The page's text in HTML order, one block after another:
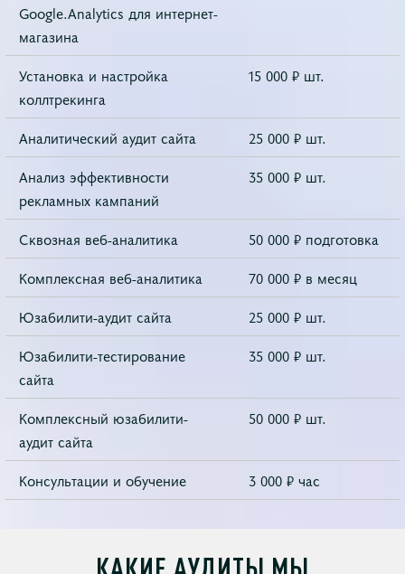
Google.Analytics для интернет-
магазина
Установка и настройка
коллтрекинга
15 000 ₽ шт.
Аналитический аудит сайта
25 000 ₽ шт.
Анализ эффективности
рекламных кампаний
35 000 ₽ шт.
Сквозная веб-аналитика
50 000 ₽ подготовка
Комплексная веб-аналитика
70 000 ₽ в месяц
Юзабилити-аудит сайта
25 000 ₽ шт.
Юзабилити-тестирование
сайта
35 000 ₽ шт.
Комплексный юзабилити-
аудит сайта
50 000 ₽ шт.
Консультации и обучение 3 000 ₽ час